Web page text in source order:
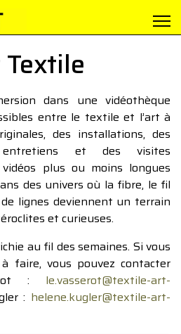
dans une vidéothèque
entre le textile et l’art à
des installations, des
entretiens et des visites
vidéos plus ou moins longues
des univers où la fibre, le fil
lignes deviennent un terrain
et curieuses.
au fil des semaines. Si vous
faire, vous pouvez contacter
: le.vasserot@textile-art-
: helene.kugler@textile-art-